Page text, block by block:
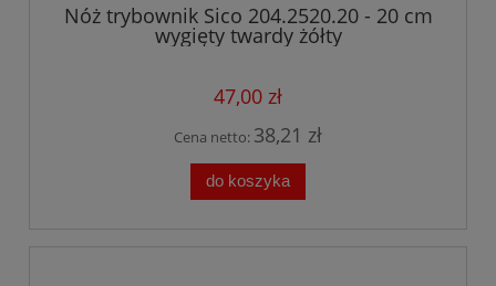
Nóż trybownik Sico 204.2520.20 - 20 cm
wygięty twardy żółty
47,00 zł
Cena netto: 38,21 zł
do koszyka